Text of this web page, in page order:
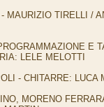
MAURIZIO TIRELLI /
E
LELE MELOTTI
- CHITARRE: LUCA
MORENO